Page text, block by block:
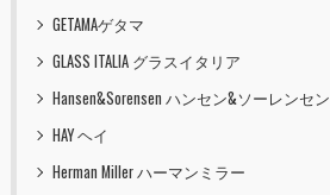
GETAMAゲタマ
GLASS ITALIA グラスイタリア
Hansen&Sorensen ハンセン&ソーレンセン
HAY ヘイ
Herman Miller ハーマンミラー